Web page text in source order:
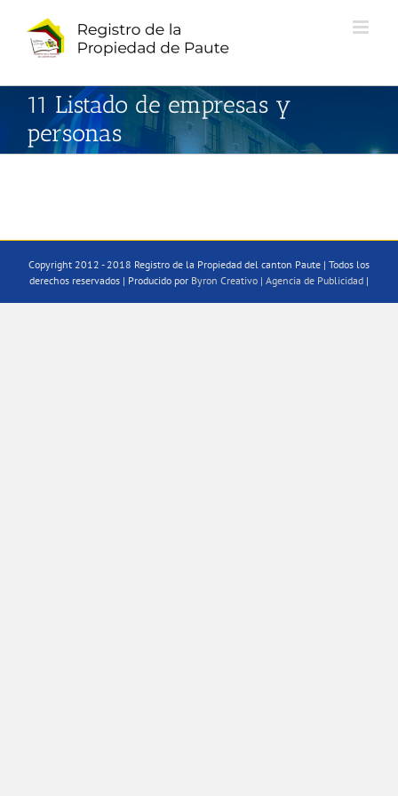
contenido
11 Listado de empresas y
personas
Copyright 2012 - 2018 Registro de la Propiedad del canton Paute | Todos los
derechos reservados | Producido por Byron Creativo | Agencia de Publicidad |